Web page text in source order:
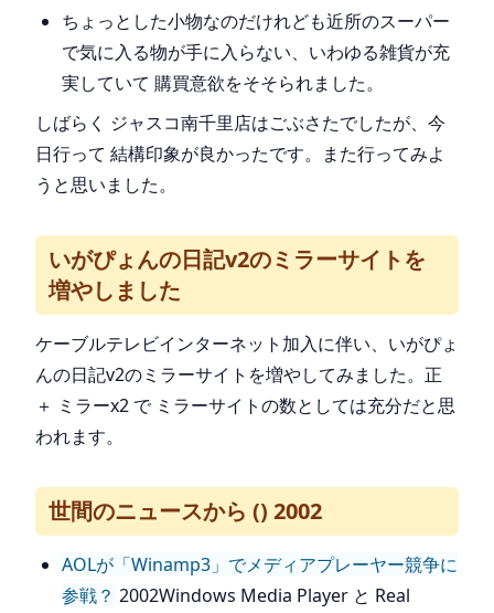
ちょっとした小物なのだけれども近所のスーパー
で気に入る物が手に入らない、いわゆる雑貨が充
実していて 購買意欲をそそられました。
しばらく ジャスコ南千里店はごぶさたでしたが、今
日行って 結構印象が良かったです。また行ってみよ
うと思いました。
いがぴょんの日記v2のミラーサイトを
増やしました
ケーブルテレビインターネット加入に伴い、いがぴょ
んの日記v2のミラーサイトを増やしてみました。正
＋ ミラーx2 で ミラーサイトの数としては充分だと思
われます。
世間のニュースから () 2002
AOLが「Winamp3」でメディアプレーヤー競争に
参戦？ 2002Windows Media Player と Real